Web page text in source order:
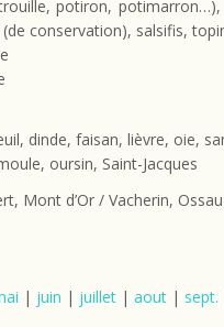
potiron,
conservation), salsifis,
dinde, faisan, lièvre, oie,
oursin, Saint-Jacques
Mont d’Or / Vacherin,
| juin | juillet | aout | sept.